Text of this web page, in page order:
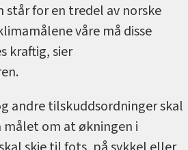
står for en tredel av norske
våre må disse
kraftig, sier
andre tilskuddsordninger skal
målet om at økningen i